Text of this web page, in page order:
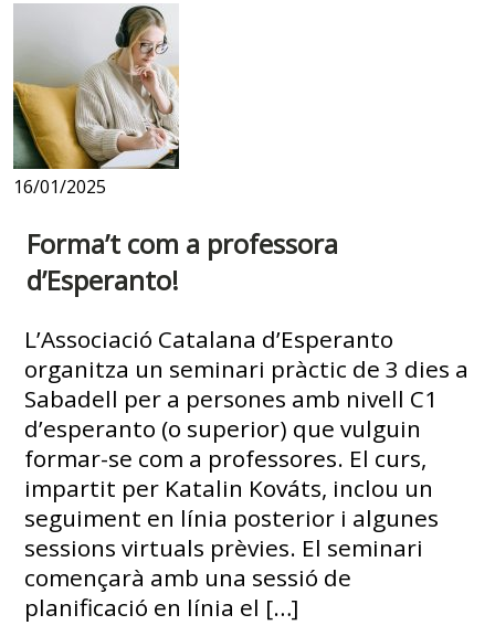
16/01/2025
Forma’t com a professora
d’Esperanto!
L’Associació Catalana d’Esperanto
organitza un seminari pràctic de 3 dies a
Sabadell per a persones amb nivell C1
d’esperanto (o superior) que vulguin
formar-se com a professores. El curs,
impartit per Katalin Kováts, inclou un
seguiment en línia posterior i algunes
sessions virtuals prèvies. El seminari
començarà amb una sessió de
planificació en línia el […]